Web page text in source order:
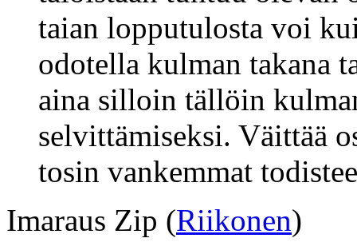
taian lopputulosta voi
odotella kulman takana
aina silloin tällöin
selvittämiseksi. Väittää
tosin vankemmat
Imaraus Zip (Riikonen)